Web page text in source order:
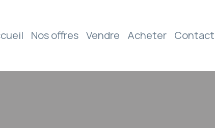
Nos offres Vendre Acheter Contact